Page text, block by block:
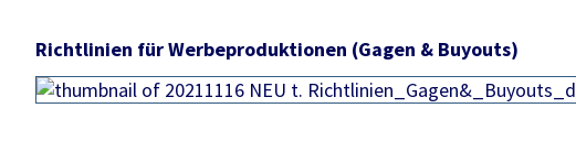
Richtlinien für Werbeproduktionen (Gagen & Buyouts)